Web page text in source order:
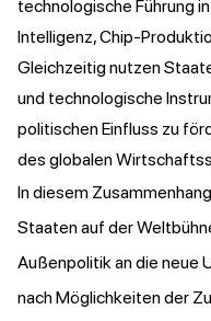
technologische Führung
Intelligenz, Chip-
Gleichzeitig nutzen
und technologische
politischen Einfluss zu
des globalen
In diesem
Staaten auf der
Außenpolitik an die neue
nach Möglichkeiten der